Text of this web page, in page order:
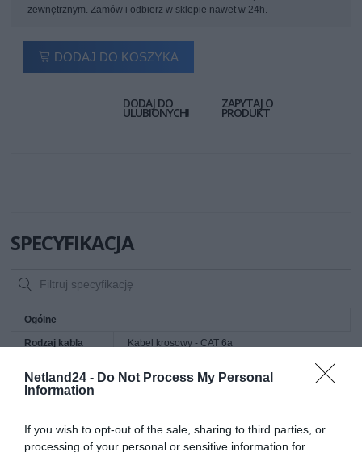
Netland24 - Do Not Process My Personal
Information
If you wish to opt-out of the sale, sharing to third parties, or
processing of your personal or sensitive information for
zewnętrznym. Zamów i odbierz w sklepie nawet w 24h.
DODAJ DO KOSZYKA
DODAJ DO
ULUBIONYCH!
ZAPYTAJ O
PRODUKT
SPECYFIKACJA
Ogólne
Rodzaj kabla
Kabel krosowy - CAT 6a
Technologia SFTP, PiMF
Znormalizowany
system średnic
drutów i linek
26/7